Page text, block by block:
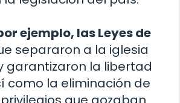
ejemplo, las Leyes de
separaron a la iglesia
garantizaron la libertad
como la eliminación de